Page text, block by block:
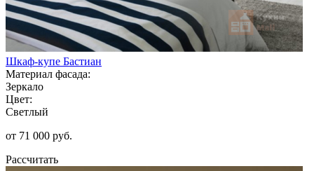
Шкаф-купе Бастиан
Материал фасада:
Зеркало
Цвет:
Светлый
от 71 000 руб.
Рассчитать